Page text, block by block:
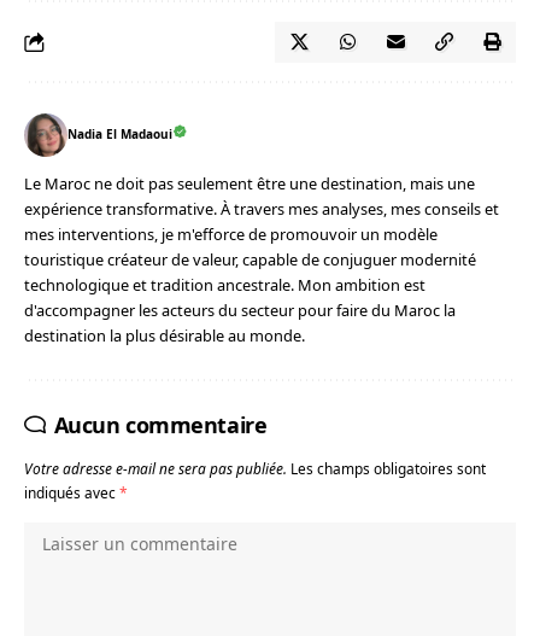
Nadia El Madaoui
Le Maroc ne doit pas seulement être une destination, mais une
expérience transformative. À travers mes analyses, mes conseils et
mes interventions, je m'efforce de promouvoir un modèle
touristique créateur de valeur, capable de conjuguer modernité
technologique et tradition ancestrale. Mon ambition est
d'accompagner les acteurs du secteur pour faire du Maroc la
destination la plus désirable au monde.
Aucun commentaire
Votre adresse e-mail ne sera pas publiée. Les champs obligatoires sont
indiqués avec*